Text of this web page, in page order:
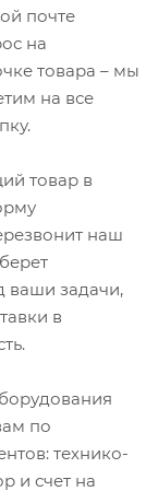
почте
на
товара – мы
на все
товар в
наш
ваши задачи,
в
по
технико-
и счет на